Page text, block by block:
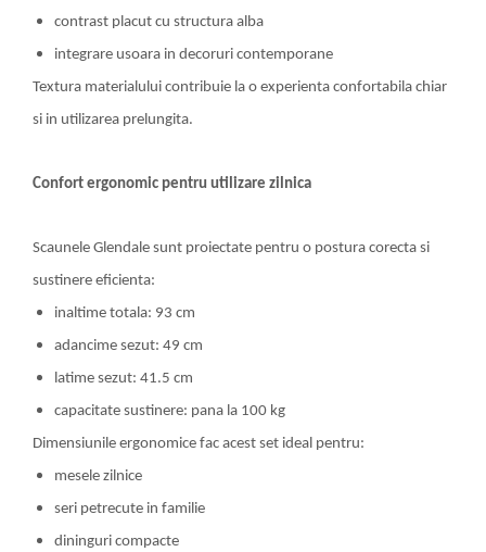
contrast placut cu structura alba
integrare usoara in decoruri contemporane
Textura materialului contribuie la o experienta confortabila chiar
si in utilizarea prelungita.
Confort ergonomic pentru utilizare zilnica
Scaunele Glendale sunt proiectate pentru o postura corecta si
sustinere eficienta:
inaltime totala: 93 cm
adancime sezut: 49 cm
latime sezut: 41.5 cm
capacitate sustinere: pana la 100 kg
Dimensiunile ergonomice fac acest set ideal pentru:
mesele zilnice
seri petrecute in familie
dininguri compacte